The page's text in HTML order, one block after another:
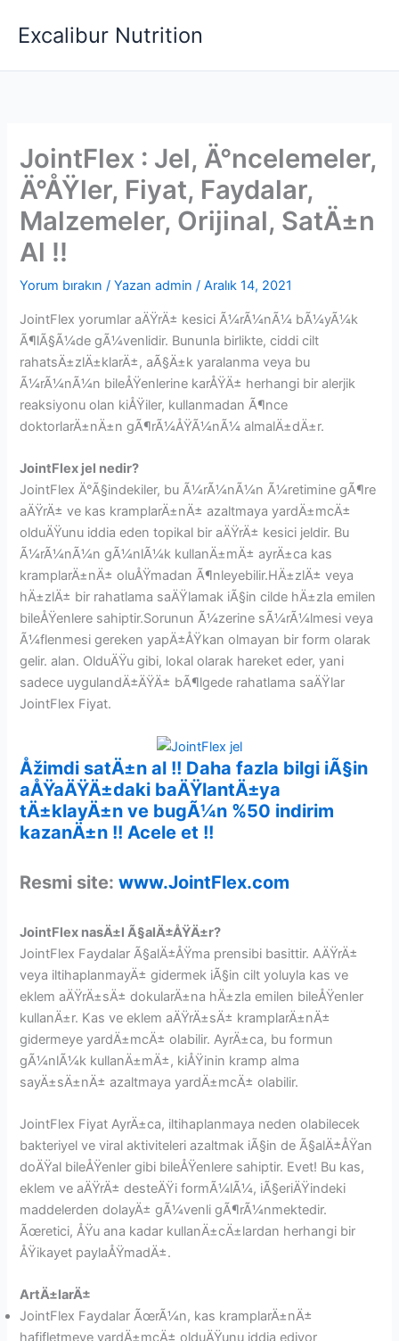
atlaExcalibur Nutrition
JointFlex : Jel, Ä°ncelemeler,
Ä°ÅŸler, Fiyat, Faydalar,
Malzemeler, Orijinal, SatÄ±n
Al !!
Yorum bırakın / Yazan admin/Aralık 14, 2021
JointFlex yorumlar aÄŸrÄ± kesici Ã¼rÃ¼nÃ¼ bÃ¼yÃ¼k
Ã¶lÃ§Ã¼de gÃ¼venlidir. Bununla birlikte, ciddi cilt
rahatsÄ±zlÄ±klarÄ±, aÃ§Ä±k yaralanma veya bu
Ã¼rÃ¼nÃ¼n bileÅŸenlerine karÅŸÄ± herhangi bir alerjik
reaksiyonu olan kiÅŸiler, kullanmadan Ã¶nce
doktorlarÄ±nÄ±n gÃ¶rÃ¼ÅŸÃ¼nÃ¼ almalÄ±dÄ±r.
JointFlex jel nedir?
JointFlex Ä°Ã§indekiler, bu Ã¼rÃ¼nÃ¼n Ã¼retimine gÃ¶re
aÄŸrÄ± ve kas kramplarÄ±nÄ± azaltmaya yardÄ±mcÄ±
olduÄŸunu iddia eden topikal bir aÄŸrÄ± kesici jeldir. Bu
Ã¼rÃ¼nÃ¼n gÃ¼nlÃ¼k kullanÄ±mÄ± ayrÄ±ca kas
kramplarÄ±nÄ± oluÅŸmadan Ã¶nleyebilir.HÄ±zlÄ± veya
hÄ±zlÄ± bir rahatlama saÄŸlamak iÃ§in cilde hÄ±zla emilen
bileÅŸenlere sahiptir.Sorunun Ã¼zerine sÃ¼rÃ¼lmesi veya
Ã¼flenmesi gereken yapÄ±ÅŸkan olmayan bir form olarak
gelir. alan. OlduÄŸu gibi, lokal olarak hareket eder, yani
sadece uygulandÄ±ÄŸÄ± bÃ¶lgede rahatlama saÄŸlar
JointFlex Fiyat.
Åžimdi satÄ±n al !! Daha fazla bilgi iÃ§in
aÅŸaÄŸÄ±daki baÄŸlantÄ±ya
tÄ±klayÄ±n ve bugÃ¼n %50 indirim
kazanÄ±n !! Acele et !!
Resmi site:www.JointFlex.com
JointFlex nasÄ±l Ã§alÄ±ÅŸÄ±r?
JointFlex Faydalar Ã§alÄ±ÅŸma prensibi basittir. AÄŸrÄ±
veya iltihaplanmayÄ± gidermek iÃ§in cilt yoluyla kas ve
eklem aÄŸrÄ±sÄ± dokularÄ±na hÄ±zla emilen bileÅŸenler
kullanÄ±r. Kas ve eklem aÄŸrÄ±sÄ± kramplarÄ±nÄ±
gidermeye yardÄ±mcÄ± olabilir. AyrÄ±ca, bu formun
gÃ¼nlÃ¼k kullanÄ±mÄ±, kiÅŸinin kramp alma
sayÄ±sÄ±nÄ± azaltmaya yardÄ±mcÄ± olabilir.
JointFlex Fiyat AyrÄ±ca, iltihaplanmaya neden olabilecek
bakteriyel ve viral aktiviteleri azaltmak iÃ§in de Ã§alÄ±ÅŸan
doÄŸal bileÅŸenler gibi bileÅŸenlere sahiptir. Evet! Bu kas,
eklem ve aÄŸrÄ± desteÄŸi formÃ¼lÃ¼, iÃ§eriÄŸindeki
maddelerden dolayÄ± gÃ¼venli gÃ¶rÃ¼nmektedir.
Ãœretici, ÅŸu ana kadar kullanÄ±cÄ±lardan herhangi bir
ÅŸikayet paylaÅŸmadÄ±.
ArtÄ±larÄ±
JointFlex Faydalar ÃœrÃ¼n, kas kramplarÄ±nÄ±
hafifletmeye yardÄ±mcÄ± olduÄŸunu iddia ediyor